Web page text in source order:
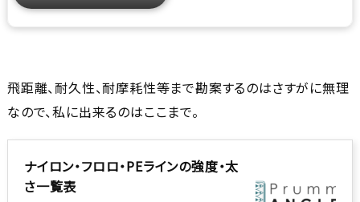
飛距離、耐久性、耐摩耗性等まで勘案するのはさすがに無理
なので、私に出来るのはここまで。
ナイロン・フロロ・PEラインの強度・太
さ一覧表